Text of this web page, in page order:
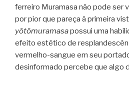
ferreiro Muramasa não pode ser
por pior que pareça à primeira
yōtōmuramasapossui uma
efeito estético de
vermelho-sangue em seu
desinformado percebe que algo